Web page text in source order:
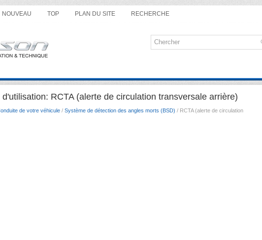
NOUVEAU TOP PLAN DU SITE RECHERCHE
RCTA (alerte de circulation transversale arrière)
de votre véhicule / Système de détection des angles morts (BSD) / RCTA (alerte de circulation